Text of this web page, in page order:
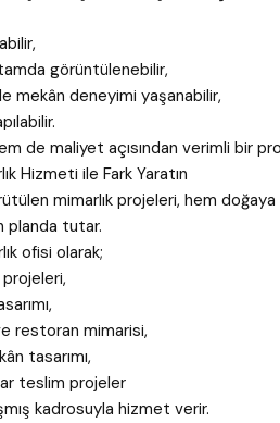
görüntülenebilir,
mekân deneyimi yaşanabilir,
de maliyet açısından verimli bir
Hizmeti ile Fark Yaratın
mimarlık projeleri, hem
planda tutar.
ofisi olarak;
restoran mimarisi,
tasarımı,
teslim projeler
kadrosuyla hizmet verir.